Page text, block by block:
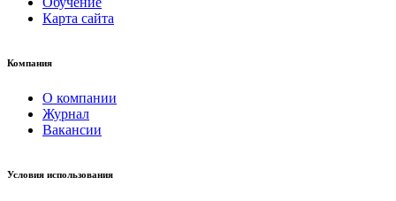
Карта сайта
Компания
О компании
Журнал
Вакансии
Условия использования